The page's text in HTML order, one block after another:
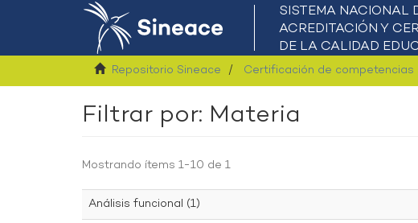
Repositorio Sineace Certificación de competencias
Filtrar por: Materia
Mostrando ítems 1-10 de 1
Análisis funcional (1)